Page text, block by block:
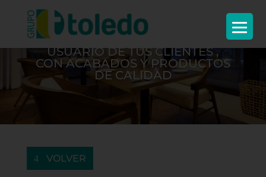
MEJORA LA EXPERIENCIA DE
USUARIO DE TUS CLIENTES ,
CON ACABADOS Y PRODUCTOS
DE CALIDAD
VOLVER